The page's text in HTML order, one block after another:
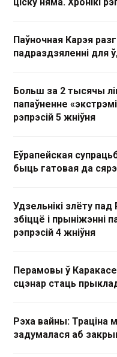
Паўночная Карэя
падраздзяленні для
Больш за 2 тысячы
папаўненне
рэпрэсій 5 жніўня
Еўрапейская
быць гатовая да
Удзельнікі злёту
збіццё і прыніжэнні
рэпрэсій 4 жніўня
Перамовы ў
сцэнар стаць
Рэха вайны: Траціна
задумалася аб